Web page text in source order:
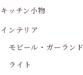
キッチン小物
インテリア
モビール・ガーランド
ライト